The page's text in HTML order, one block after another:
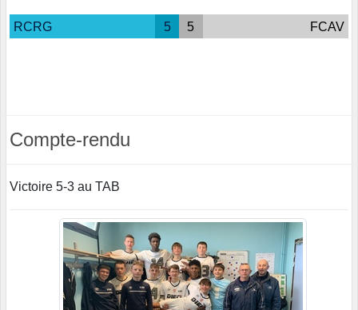
RCRG 5 5 FCAV
Compte-rendu
Victoire 5-3 au TAB